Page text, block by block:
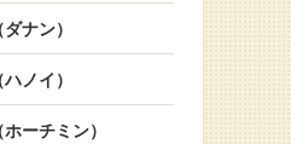
ナン）
ノイ）
ーチミン）